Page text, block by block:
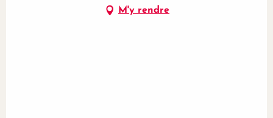
M'y rendre